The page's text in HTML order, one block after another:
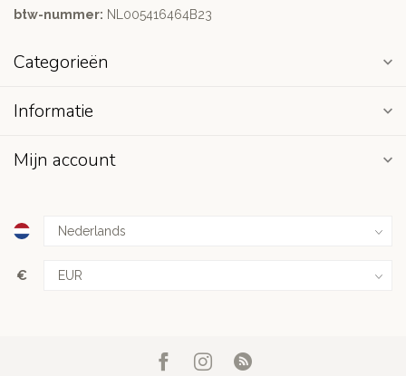
btw-nummer: NL005416464B23
Categorieën
Informatie
Mijn account
€